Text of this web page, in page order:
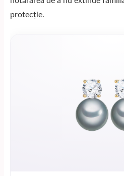
protecție.